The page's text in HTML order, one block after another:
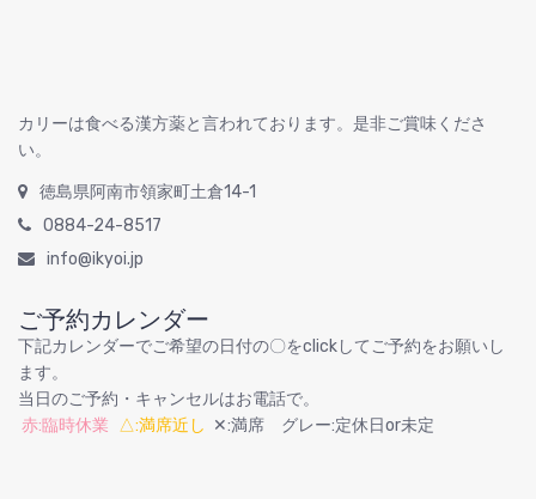
カリーは食べる漢方薬と言われております。是非ご賞味くださ
い。
徳島県阿南市領家町土倉14-1
0884-24-8517
info@ikyoi.jp
ご予約カレンダー
下記カレンダーでご希望の日付の〇をclickしてご予約をお願いし
ます。
当日のご予約・キャンセルはお電話で。
赤:臨時休業 △:満席近し ✕:満席 グレー:定休日or未定